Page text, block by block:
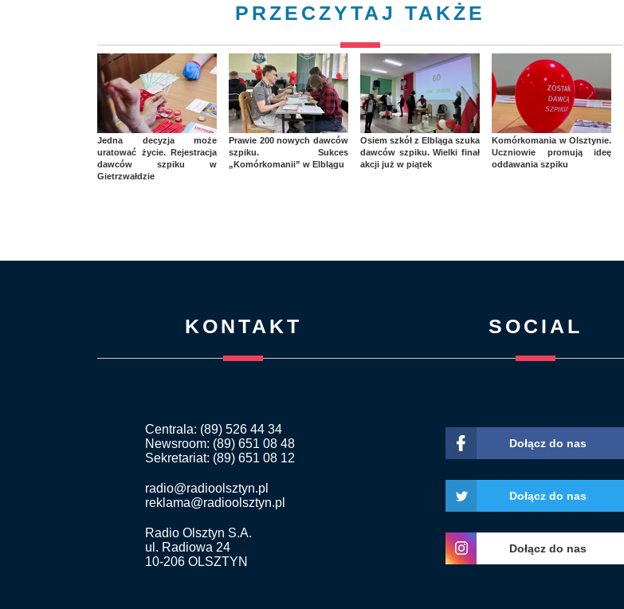
PRZECZYTAJ TAKŻE
Jedna decyzja może
uratować życie. Rejestracja
dawców szpiku w
Gietrzwałdzie
Prawie 200 nowych dawców
szpiku. Sukces
„Komórkomanii” w Elblągu
Osiem szkół z Elbląga szuka
dawców szpiku. Wielki finał
akcji już w piątek
Komórkomania w Olsztynie.
Uczniowie promują ideę
oddawania szpiku
KONTAKT
Centrala: (89) 526 44 34
Newsroom: (89) 651 08 48
Sekretariat: (89) 651 08 12
radio@radioolsztyn.pl
reklama@radioolsztyn.pl
Radio Olsztyn S.A.
ul. Radiowa 24
10-206 OLSZTYN
SOCIAL
Dołącz do nas
Dołącz do nas
Dołącz do nas